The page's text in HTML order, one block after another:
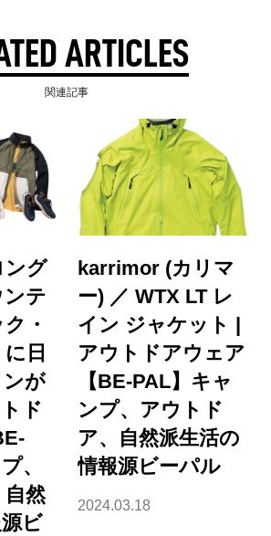
ARTICLES
関連記事
ング
テ
・
日
が
ド
、
自然
ビ
karrimor (カリマ
ー) ／ WTX LT レ
イン ジャケット |
アウトドアウェア
【BE-PAL】キャ
ンプ、アウトド
ア、自然派生活の
情報源ビーパル
2024.03.18